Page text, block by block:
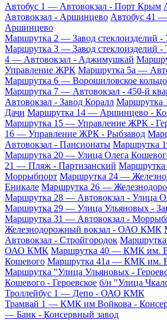
Автобус 1 — Автовокзал - Порт Крым
Автовокзал - Аршинцево Автобус 41
Аршинцево
Маршрутка 2 — Завод стеклоизделий
Маршрутка 3 — Завод стеклоизделий
4 — Автовокзал - Аджимушкай
Управление ЖРК Маршрутка 5а —
Маршрутка 6 — Ворошиловское
Маршрутка 7 — Автовокзал - 450-й
Автовокзал - Завод Коралл Маршрутка
Дачи Маршрутка 14 — Аршинцево -
Маршрутка 15 — Управление ЖРК -
16 — Управление ЖРК - Рыбзавод
Автовокзал - Пансионаты
Маршрутка 20 — Улица Олега
21 — Пляж - Партизанский Маршрутка
Моррыбпорт Маршрутка 24 —
Еникале Маршрутка 26 —
Маршрутка 28 — Автовокзал - Улица
Маршрутка 29 — Улица Ульяновых -
Маршрутка 31 — Автовокзал -
Железнодорожный вокзал - ОАО КМК
Автовокзал - Стройгородок
ОАО КМК Маршрутка 40 — КМК им.
Кошевого Маршрутка 41а — КМК им.
Маршрутка "Улица Ульяновых -
Кошевого - Героевское б/н "Улица
Троллейбус 1 — Депо - ОАО КМК
Трамвай 1 — КМК им Войкова -
— Банк - Консервный завод